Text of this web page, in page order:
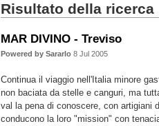
Risultato della ricerca
MAR DIVINO - Treviso
Powered by Sararlo 8 Jul 2005
Continua il viaggio nell'Italia minore
non baciata da stelle e canguri, ma
val la pena di conoscere, con artigiani
conducono la loro "mission" con